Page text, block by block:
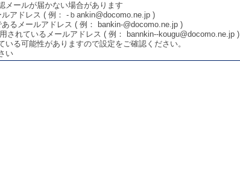
ールが届かない場合があります
アドレス ( 例： -ｂankin@docomo.ne.jp )
るメールアドレス ( 例： bankin-@docomo.ne.jp )
されているメールアドレス ( 例： bannkin--kougu@docomo.ne.jp )
る可能性がありますので設定をご確認ください。
い